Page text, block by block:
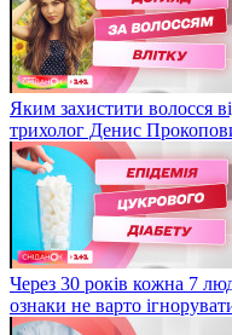
Яким захистити волосся
трихолог Денис
Через 30 років кожна 7
ознаки не варто